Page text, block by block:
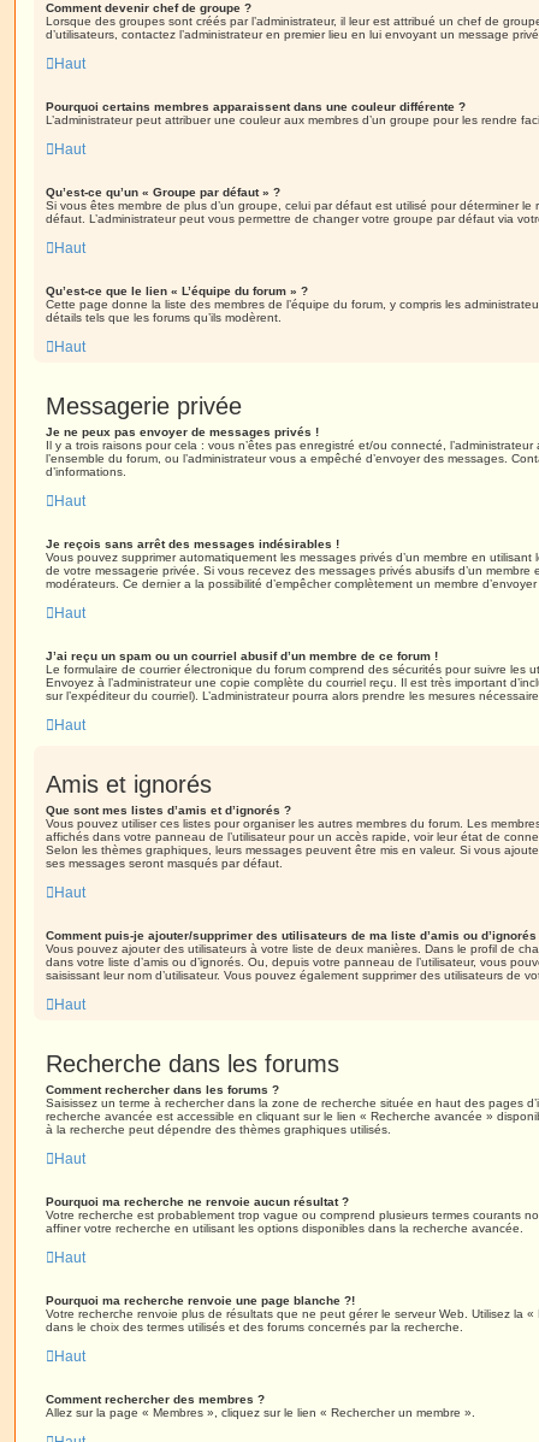
Comment devenir chef de groupe ?
Lorsque des groupes sont créés par l’administrateur, il leur est attribué un chef de
d’utilisateurs, contactez l’administrateur en premier lieu en lui envoyant un message
Haut
Pourquoi certains membres apparaissent dans une couleur différente ?
L’administrateur peut attribuer une couleur aux membres d’un groupe pour les rendre
Haut
Qu’est-ce qu’un « Groupe par défaut » ?
Si vous êtes membre de plus d’un groupe, celui par défaut est utilisé pour déterminer
défaut. L’administrateur peut vous permettre de changer votre groupe par défaut via
Haut
Qu’est-ce que le lien « L’équipe du forum » ?
Cette page donne la liste des membres de l’équipe du forum, y compris les
détails tels que les forums qu’ils modèrent.
Haut
Messagerie privée
Je ne peux pas envoyer de messages privés !
Il y a trois raisons pour cela : vous n’êtes pas enregistré et/ou connecté,
l’ensemble du forum, ou l’administrateur vous a empêché d’envoyer des messages.
d’informations.
Haut
Je reçois sans arrêt des messages indésirables !
Vous pouvez supprimer automatiquement les messages privés d’un membre en
de votre messagerie privée. Si vous recevez des messages privés abusifs d’un membre
modérateurs. Ce dernier a la possibilité d’empêcher complètement un membre
Haut
J’ai reçu un spam ou un courriel abusif d’un membre de ce forum !
Le formulaire de courrier électronique du forum comprend des sécurités pour suivre les
Envoyez à l’administrateur une copie complète du courriel reçu. Il est très important
sur l’expéditeur du courriel). L’administrateur pourra alors prendre les mesures
Haut
Amis et ignorés
Que sont mes listes d’amis et d’ignorés ?
Vous pouvez utiliser ces listes pour organiser les autres membres du forum. Les
affichés dans votre panneau de l’utilisateur pour un accès rapide, voir leur état de
Selon les thèmes graphiques, leurs messages peuvent être mis en valeur. Si vous
ses messages seront masqués par défaut.
Haut
Comment puis-je ajouter/supprimer des utilisateurs de ma liste d’amis ou d’ignorés
Vous pouvez ajouter des utilisateurs à votre liste de deux manières. Dans le profil de
dans votre liste d’amis ou d’ignorés. Ou, depuis votre panneau de l’utilisateur, vous
saisissant leur nom d’utilisateur. Vous pouvez également supprimer des utilisateurs de
Haut
Recherche dans les forums
Comment rechercher dans les forums ?
Saisissez un terme à rechercher dans la zone de recherche située en haut des pages
recherche avancée est accessible en cliquant sur le lien « Recherche avancée »
à la recherche peut dépendre des thèmes graphiques utilisés.
Haut
Pourquoi ma recherche ne renvoie aucun résultat ?
Votre recherche est probablement trop vague ou comprend plusieurs termes courants
affiner votre recherche en utilisant les options disponibles dans la recherche avancée.
Haut
Pourquoi ma recherche renvoie une page blanche ?!
Votre recherche renvoie plus de résultats que ne peut gérer le serveur Web. Utilisez la
dans le choix des termes utilisés et des forums concernés par la recherche.
Haut
Comment rechercher des membres ?
Allez sur la page « Membres », cliquez sur le lien « Rechercher un membre ».